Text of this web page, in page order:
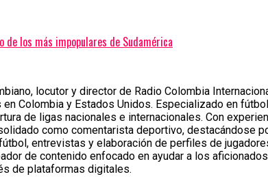
de los más impopulares de Sudamérica
locutor y director de Radio Colombia
Colombia y Estados Unidos. Especializado en fútbol
de ligas nacionales e internacionales. Con
como comentarista deportivo, destacándose
entrevistas y elaboración de perfiles de
de contenido enfocado en ayudar a los
de plataformas digitales.